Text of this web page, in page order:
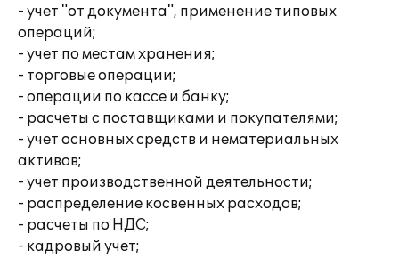
- учет "от документа", применение типовых
операций;
- учет по местам хранения;
- торговые операции;
- операции по кассе и банку;
- расчеты с поставщиками и покупателями;
- учет основных средств и нематериальных
активов;
- учет производственной деятельности;
- распределение косвенных расходов;
- расчеты по НДС;
- кадровый учет;